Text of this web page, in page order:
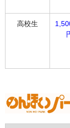
高校生